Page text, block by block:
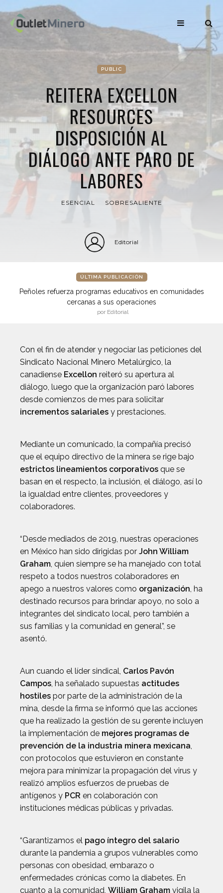
PUBLIC
REITERA EXCELLON
RESOURCES
DISPOSICIÓN AL
DIÁLOGO ANTE PARO DE
LABORES
ESENCIAL SOBRESALIENTE
Editorial
ÚLTIMA PUBLICACIÓN
Peñoles refuerza programas educativos en comunidades
cercanas a sus operaciones
por Editorial
Con el fin de atender y negociar las peticiones del
Sindicato Nacional Minero Metalúrgico, la
canadiense Excellon reiteró su apertura al
diálogo, luego que la organización paró labores
desde comienzos de mes para solicitar
incrementos salariales y prestaciones.
Mediante un comunicado, la compañía precisó
que el equipo directivo de la minera se rige bajo
estrictos lineamientos corporativos que se
basan en el respecto, la inclusión, el diálogo, así lo
la igualdad entre clientes, proveedores y
colaboradores.
“Desde mediados de 2019, nuestras operaciones
en México han sido dirigidas por John William
Graham, quien siempre se ha manejado con total
respeto a todos nuestros colaboradores en
apego a nuestros valores como organización, ha
destinado recursos para brindar apoyo, no solo a
integrantes del sindicato local, pero también a
sus familias y la comunidad en general”, se
asentó.
Aun cuando el líder sindical, Carlos Pavón
Campos, ha señalado supuestas actitudes
hostiles por parte de la administración de la
mina, desde la firma se informó que las acciones
que ha realizado la gestión de su gerente incluyen
la implementación de mejores programas de
prevención de la industria minera mexicana,
con protocolos que estuvieron en constante
mejora para minimizar la propagación del virus y
realizó amplios esfuerzos de pruebas de
antígenos y PCR en colaboración con
instituciones médicas públicas y privadas.
“Garantizamos el pago íntegro del salario
durante la pandemia a grupos vulnerables como
personas con obesidad, embarazo o
enfermedades crónicas como la diabetes. En
cuanto a la comunidad, William Graham vigila la